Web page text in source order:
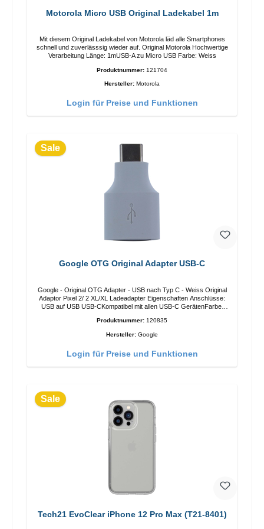
Motorola Micro USB Original Ladekabel 1m
Mit diesem Original Ladekabel von Motorola läd alle Smartphones
schnell und zuverlässsig wieder auf. Original Motorola Hochwertige
Verarbeitung Länge: 1mUSB-A zu Micro USB Farbe: Weiss
Produktnummer: 121704
Hersteller: Motorola
Login für Preise und Funktionen
Sale
Google OTG Original Adapter USB-C
Google - Original OTG Adapter - USB nach Typ C - Weiss Original
Adaptor Pixel 2/ 2 XL/XL Ladeadapter Eigenschaften Anschlüsse:
USB auf USB USB-CKompatibel mit allen USB-C GerätenFarbe:
Produktnummer: 120835
Hersteller: Google
Login für Preise und Funktionen
Sale
Tech21 EvoClear iPhone 12 Pro Max (T21-8401)